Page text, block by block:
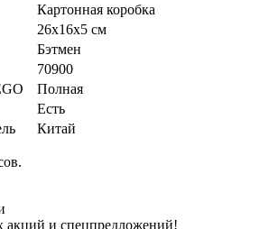
Картонная коробка
26x16x5 см
Бэтмен
70900
Полная
Есть
Китай
акций и спецпредложений!